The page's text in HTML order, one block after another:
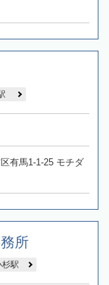
有馬1-1-25 モチダ
所
杉駅